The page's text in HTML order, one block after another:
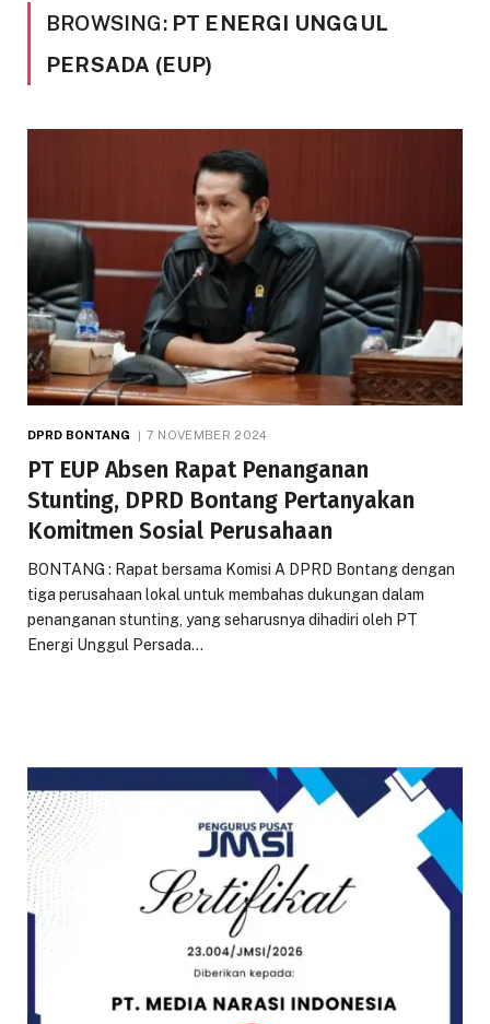
BROWSING: PT ENERGI UNGGUL
PERSADA (EUP)
DPRD BONTANG 7 NOVEMBER 2024
PT EUP Absen Rapat Penanganan
Stunting, DPRD Bontang Pertanyakan
Komitmen Sosial Perusahaan
BONTANG : Rapat bersama Komisi A DPRD Bontang dengan
tiga perusahaan lokal untuk membahas dukungan dalam
penanganan stunting, yang seharusnya dihadiri oleh PT
Energi Unggul Persada…